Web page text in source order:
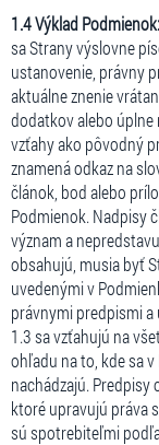
1.4 Výklad Podmienok:
sa Strany výslovne
ustanovenie, právny
aktuálne znenie
dodatkov alebo
vzťahy ako pôvodný
znamená odkaz na
článok, bod alebo
Podmienok. Nadpisy
význam a
obsahujú, musia byť
uvedenými v
právnymi predpismi
1.3 sa vzťahujú na
ohľadu na to, kde sa
nachádzajú. Predpisy
ktoré upravujú práva
sú spotrebiteľmi